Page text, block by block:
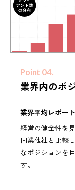
Point 04.
業界内のポ
業界平均レポート
経営の健全性を
同業他社と比較
なポジションを
す。